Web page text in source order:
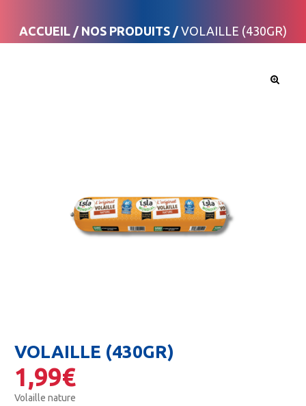
ACCUEIL / NOS PRODUITS /VOLAILLE (430GR)
VOLAILLE (430GR)
1,99€
Volaille nature